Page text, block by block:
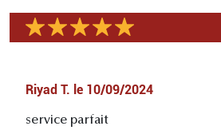
Riyad T. le 10/09/2024
service parfait